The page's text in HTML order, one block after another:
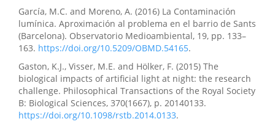
García, M.C. and Moreno, A. (2016) La Contaminación
lumínica. Aproximación al problema en el barrio de Sants
(Barcelona). Observatorio Medioambiental, 19, pp. 133–
163. https://doi.org/10.5209/OBMD.54165.
Gaston, K.J., Visser, M.E. and Hölker, F. (2015) The
biological impacts of artificial light at night: the research
challenge. Philosophical Transactions of the Royal Society
B: Biological Sciences, 370(1667), p. 20140133.
https://doi.org/10.1098/rstb.2014.0133.